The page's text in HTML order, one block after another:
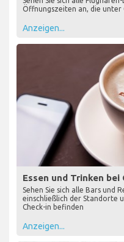
Öffnungszeiten an, die
Anzeigen...
Essen und Trinken
Sehen Sie sich alle Bars und
einschließlich der Standorte
Check-in befinden
Anzeigen...